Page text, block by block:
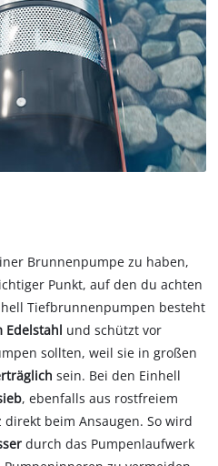
Brunnenpumpe zu haben,
Punkt, auf den du achten
Tiefbrunnenpumpen besteht
Edelstahl und schützt vor
sollten, weil sie in großen
sein. Bei den Einhell
, ebenfalls aus rostfreiem
beim Ansaugen. So wird
durch das Pumpenlaufwerk